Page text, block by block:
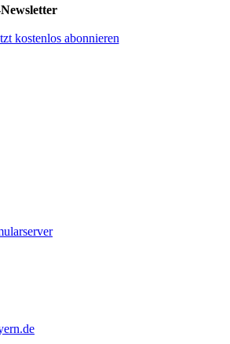
kostenlos abonnieren